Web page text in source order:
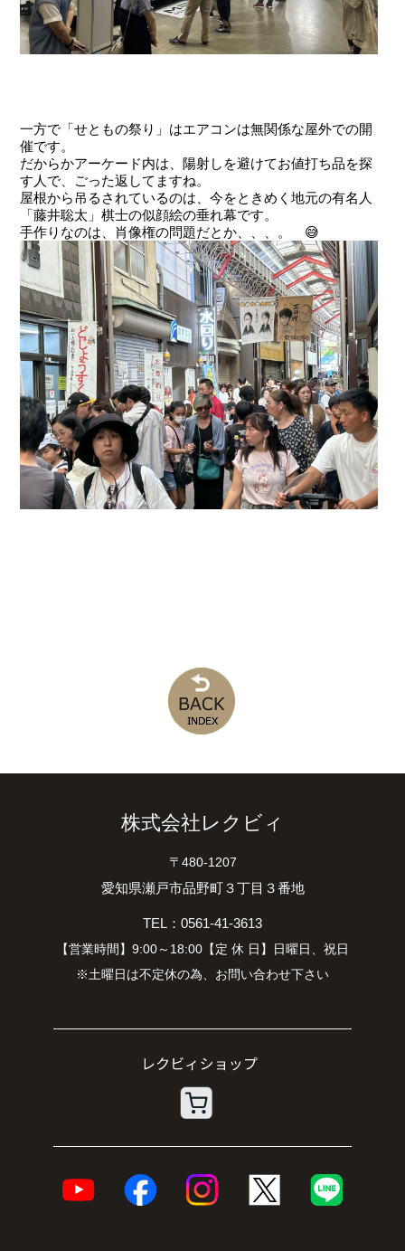
一方で「せともの祭り」はエアコンは無関係な屋外での開
催です。
だからかアーケード内は、陽射しを避けてお値打ち品を探
す人で、ごった返してますね。
屋根から吊るされているのは、今をときめく地元の有名人
「藤井聡太」棋士の似顔絵の垂れ幕です。
手作りなのは、肖像権の問題だとか、、、。 😅
株式会社レクビィ
〒480-1207
愛知県瀬戸市品野町３丁目３番地
TEL：0561-41-3613
【営業時間】9:00～18:00【定 休 日】日曜日、祝日
※土曜日は不定休の為、お問い合わせ下さい